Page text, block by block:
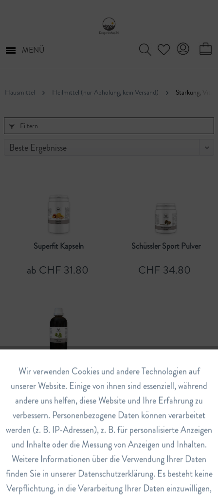
MENÜ
Hausmittel Heilmittel (nur Abholung, kein Versand) Stärkung,
Filtern
Superfit Kapseln
ab CHF 31.80
Schüssler Sport Pulver
CHF 34.80
Ginkgo Comp. Tropfen
CHF 29.80
Stärkung, Vitamine & Mineralstoffe
Funktionale Aktiv
Marketing Inaktiv
Tracking Inaktiv
Service Inaktiv
Wir verwenden Cookies und andere Technologien auf
unserer Website. Einige von ihnen sind essenziell, während
andere uns helfen, diese Website und Ihre Erfahrung zu
verbessern. Personenbezogene Daten können verarbeitet
werden (z. B. IP-Adressen), z. B. für personalisierte Anzeigen
und Inhalte oder die Messung von Anzeigen und Inhalten.
Weitere Informationen über die Verwendung Ihrer Daten
finden Sie in unserer Datenschutzerklärung. Es besteht keine
Verpflichtung, in die Verarbeitung Ihrer Daten einzuwilligen,